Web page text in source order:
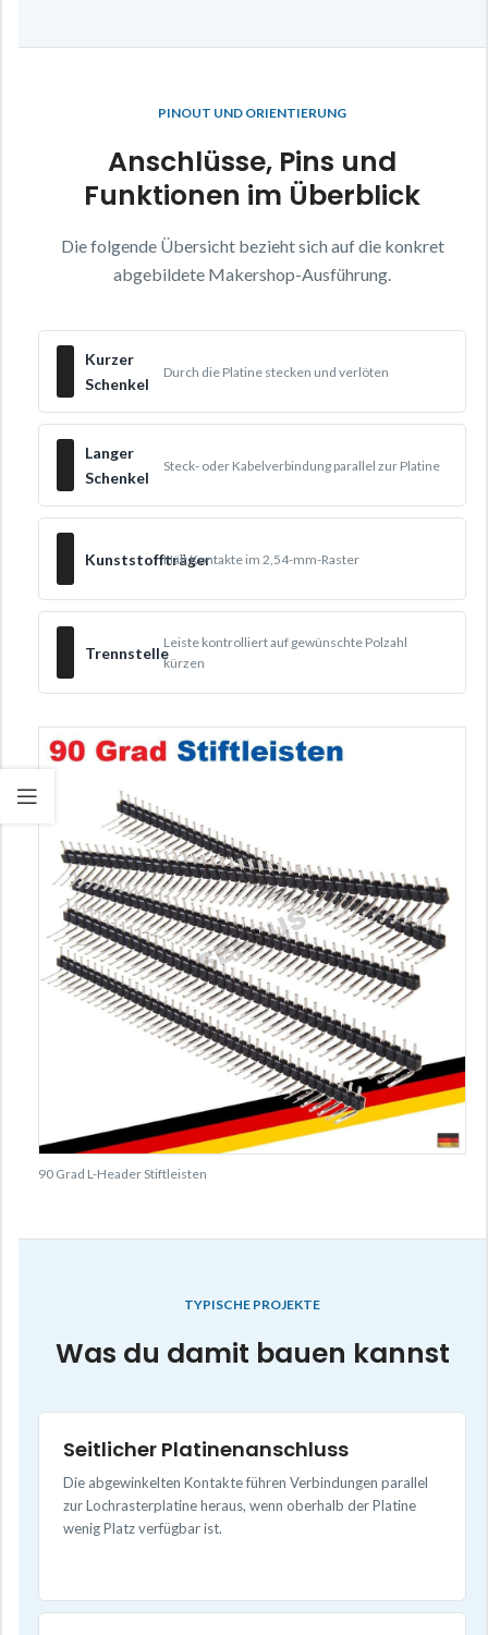
PINOUT UND ORIENTIERUNG
Anschlüsse, Pins und
Funktionen im Überblick
Die folgende Übersicht bezieht sich auf die konkret
abgebildete Makershop-Ausführung.
Kurzer
Schenkel
Durch die Platine stecken und verlöten
Langer
Schenkel
Steck- oder Kabelverbindung parallel zur Platine
KunststoffträgerHält Kontakte im 2,54-mm-Raster
Trennstelle
Leiste kontrolliert auf gewünschte Polzahl
kürzen
90 Grad L-Header Stiftleisten
TYPISCHE PROJEKTE
Was du damit bauen kannst
Seitlicher Platinenanschluss
Die abgewinkelten Kontakte führen Verbindungen parallel
zur Lochrasterplatine heraus, wenn oberhalb der Platine
wenig Platz verfügbar ist.